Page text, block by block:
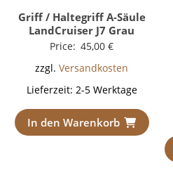
Griff / Haltegriff A-Säule
LandCruiser J7 Grau
Price: 45,00€
zzgl.Versandkosten
Lieferzeit: 2-5 Werktage
In den Warenkorb